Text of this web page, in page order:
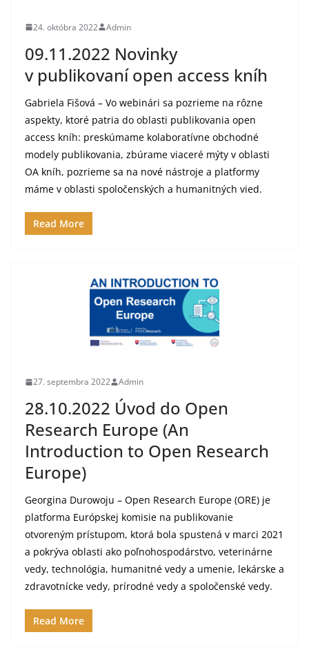
24. októbra 2022 Admin
09.11.2022 Novinky
v publikovaní open access kníh
Gabriela Fišová – Vo webinári sa pozrieme na rôzne
aspekty, ktoré patria do oblasti publikovania open
access kníh: preskúmame kolaboratívne obchodné
modely publikovania, zbúrame viaceré mýty v oblasti
OA kníh, pozrieme sa na nové nástroje a platformy
máme v oblasti spoločenských a humanitných vied.
Read More
27. septembra 2022 Admin
28.10.2022 Úvod do Open
Research Europe (An
Introduction to Open Research
Europe)
Georgina Durowoju – Open Research Europe (ORE) je
platforma Európskej komisie na publikovanie
otvoreným prístupom, ktorá bola spustená v marci 2021
a pokrýva oblasti ako poľnohospodárstvo, veterinárne
vedy, technológia, humanitné vedy a umenie, lekárske a
zdravotnícke vedy, prírodné vedy a spoločenské vedy.
Read More